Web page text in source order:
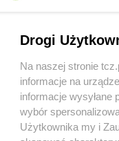
Drogi
Na naszej stronie
informacje na
informacje wysyłane
wybór
Użytkownika my i